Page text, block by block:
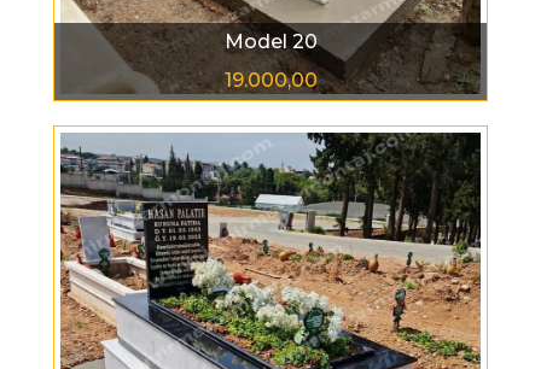
Model 20
19.000,00